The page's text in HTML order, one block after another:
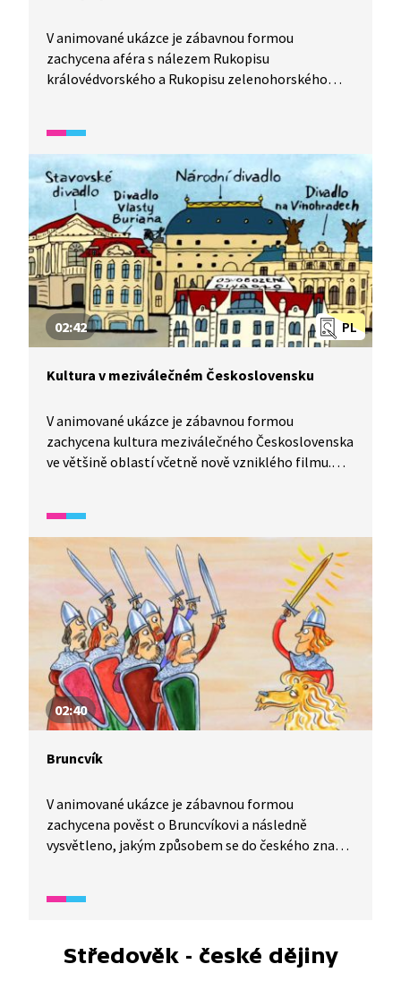
V animované ukázce je zábavnou formou
zachycena aféra s nálezem Rukopisu
královédvorského a Rukopisu zelenohorského
PL
02:42
Kultura v meziválečném Československu
V animované ukázce je zábavnou formou
zachycena kultura meziválečného Československa
ve většině oblastí včetně nově vzniklého filmu.
pro ženy.
02:40
Bruncvík
V animované ukázce je zábavnou formou
zachycena pověst o Bruncvíkovi a následně
vysvětleno, jakým způsobem se do českého znaku
Středověk - české dějiny